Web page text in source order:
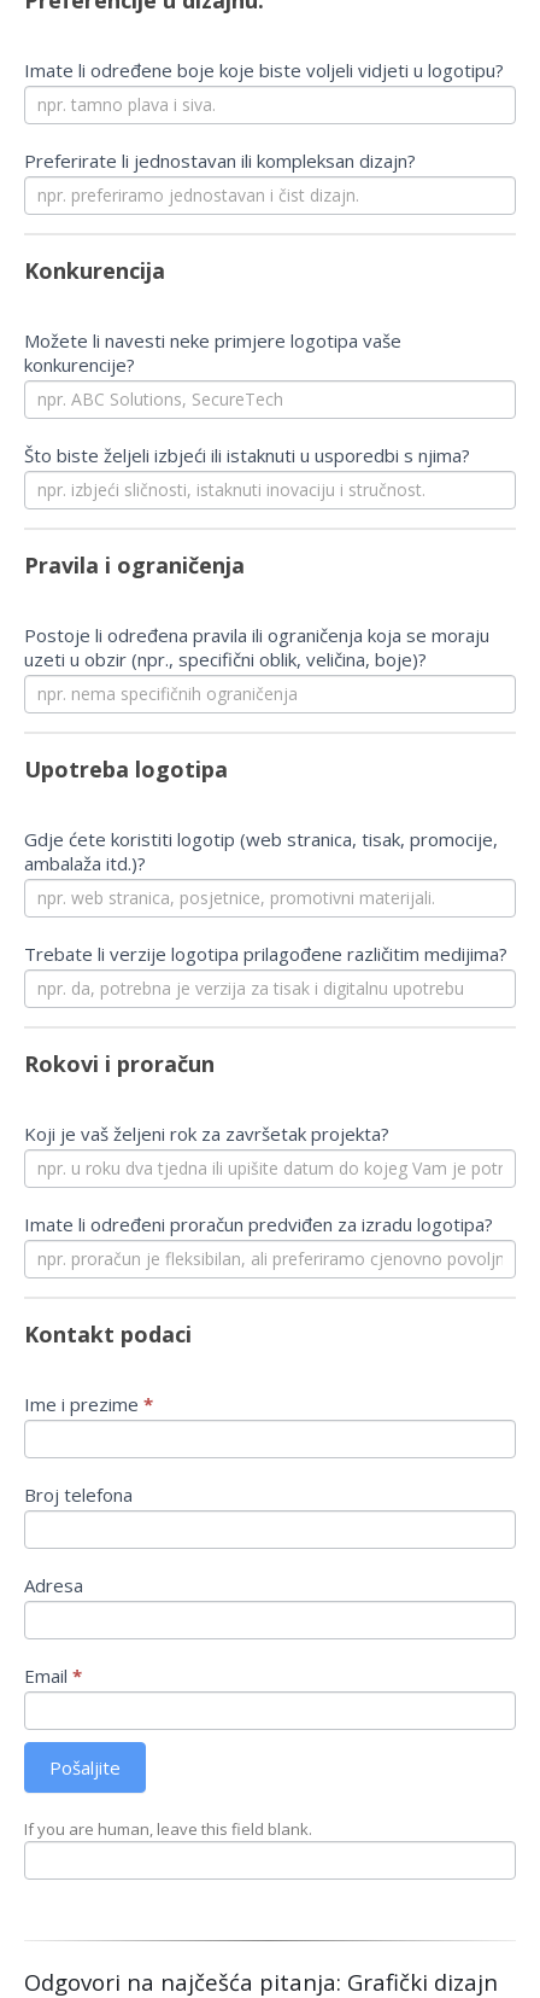
Imate li određene boje koje biste voljeli vidjeti u logotipu?
Preferirate li jednostavan ili kompleksan dizajn?
Konkurencija
Možete li navesti neke primjere logotipa vaše
konkurencije?
Što biste željeli izbjeći ili istaknuti u usporedbi s njima?
Pravila i ograničenja
Postoje li određena pravila ili ograničenja koja se moraju
uzeti u obzir (npr., specifični oblik, veličina, boje)?
Upotreba logotipa
Gdje ćete koristiti logotip (web stranica, tisak, promocije,
ambalaža itd.)?
Trebate li verzije logotipa prilagođene različitim medijima?
Rokovi i proračun
Koji je vaš željeni rok za završetak projekta?
Imate li određeni proračun predviđen za izradu logotipa?
Kontakt podaci
Ime i prezime *
Broj telefona
Adresa
Email *
Pošaljite
If you are human, leave this field blank.
Odgovori na najčešća pitanja: Grafički dizajn